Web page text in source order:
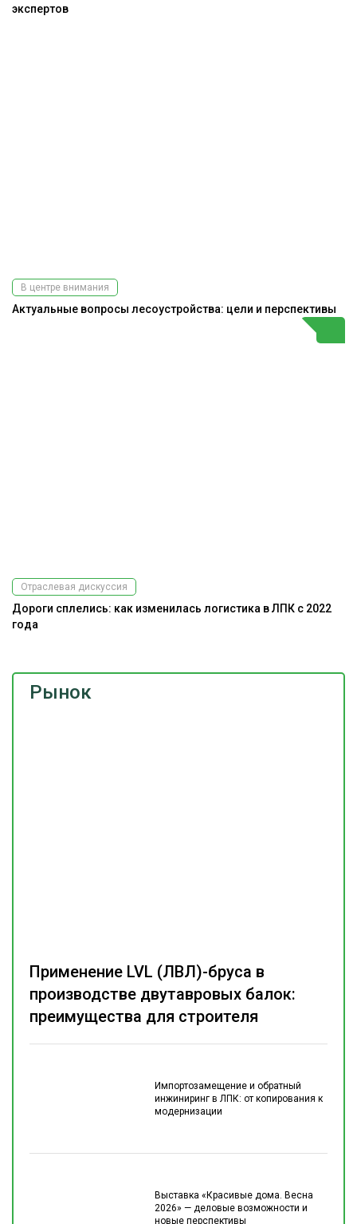
Рынок
Импортозамещение и обратный
инжиниринг в ЛПК: от копирования к
модернизации
Выставка «Красивые дома. Весна
2026» — деловые возможности и
новые перспективы
Применение LVL (ЛВЛ)-бруса в
производстве двутавровых балок:
преимущества для строителя
экспертов
В центре внимания
Актуальные вопросы лесоустройства: цели и перспективы
Отраслевая дискуссия
Дороги сплелись: как изменилась логистика в ЛПК с 2022
года